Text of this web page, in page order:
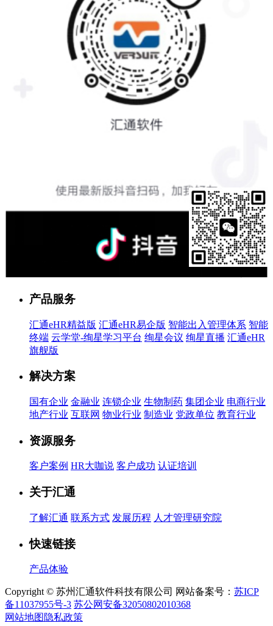
产品服务
汇通eHR精益版 汇通eHR易企版 智能出入管理体系 智能
终端 云学堂-绚星学习平台 绚星会议 绚星直播 汇通eHR
旗舰版
解决方案
国有企业 金融业 连锁企业 生物制药 集团企业 电商行业
地产行业 互联网 物业行业 制造业 党政单位 教育行业
资源服务
客户案例 HR大咖说 客户成功 认证培训
关于汇通
了解汇通 联系方式 发展历程 人才管理研究院
快速链接
产品体验
Copyright © 苏州汇通软件科技有限公司 网站备案号： 苏ICP
备11037955号-3 苏公网安备32050802010368
网站地图 隐私政策